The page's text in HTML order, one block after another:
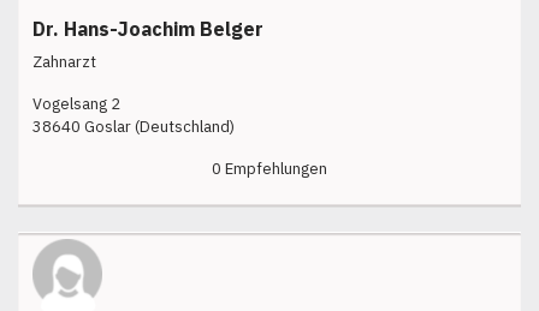
Dr. Hans-Joachim Belger
Zahnarzt
Vogelsang 2
38640 Goslar (Deutschland)
0 Empfehlungen